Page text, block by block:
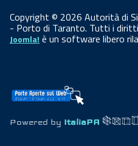
Copyright © 2026 Autorità di
- Porto di Taranto. Tutti i
Joomla! è un software libero
Powered by ItaliaPA